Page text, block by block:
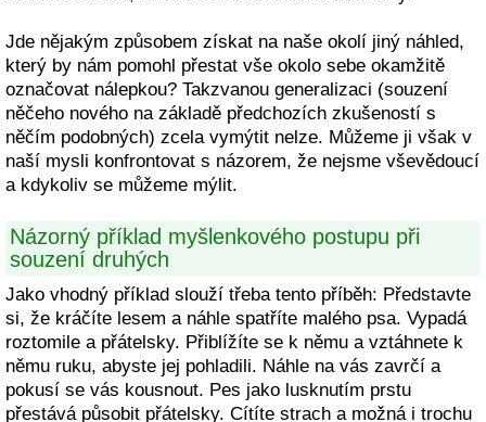
Jde nějakým způsobem získat na naše okolí jiný náhled,
který by nám pomohl přestat vše okolo sebe okamžitě
označovat nálepkou? Takzvanou generalizaci (souzení
něčeho nového na základě předchozích zkušeností s
něčím podobných) zcela vymýtit nelze. Můžeme ji však v
naší mysli konfrontovat s názorem, že nejsme vševědoucí
a kdykoliv se můžeme mýlit.
Názorný příklad myšlenkového postupu při
souzení druhých
Jako vhodný příklad slouží třeba tento příběh: Představte
si, že kráčíte lesem a náhle spatříte malého psa. Vypadá
roztomile a přátelsky. Přiblížíte se k němu a vztáhnete k
němu ruku, abyste jej pohladili. Náhle na vás zavrčí a
pokusí se vás kousnout. Pes jako lusknutím prstu
přestává působit přátelsky. Cítíte strach a možná i trochu